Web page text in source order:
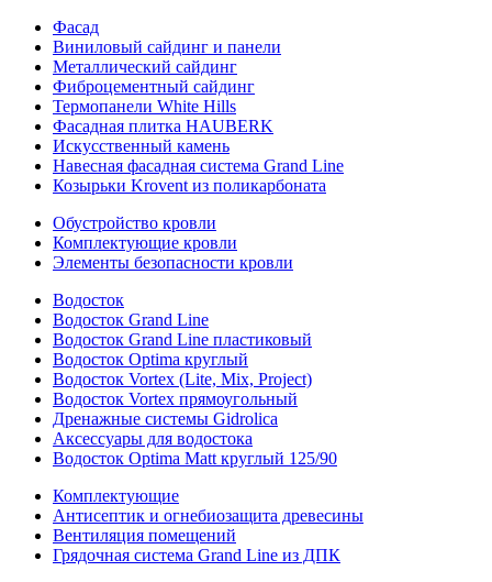
Фасад
Виниловый сайдинг и панели
Металлический сайдинг
Фиброцементный сайдинг
Термопанели White Hills
Фасадная плитка HAUBERK
Искусственный камень
Навесная фасадная система Grand Line
Козырьки Krovent из поликарбоната
Обустройство кровли
Комплектующие кровли
Элементы безопасности кровли
Водосток
Водосток Grand Line
Водосток Grand Line пластиковый
Водосток Optima круглый
Водосток Vortex (Lite, Mix, Project)
Водосток Vortex прямоугольный
Дренажные системы Gidrolica
Аксессуары для водостока
Водосток Optima Matt круглый 125/90
Комплектующие
Антисептик и огнебиозащита древесины
Вентиляция помещений
Грядочная система Grand Line из ДПК